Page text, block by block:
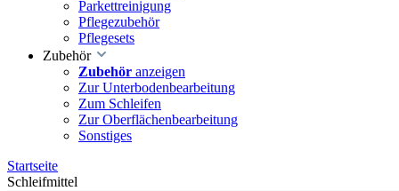
Parkettreinigung
Pflegezubehör
Pflegesets
Zubehör
Zubehör anzeigen
Zur Unterbodenbearbeitung
Zum Schleifen
Zur Oberflächenbearbeitung
Sonstiges
Startseite
Schleifmittel